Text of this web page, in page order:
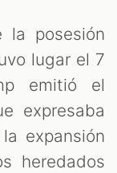
posesión
lugar el 7
emitió el
expresaba
expansión
heredados